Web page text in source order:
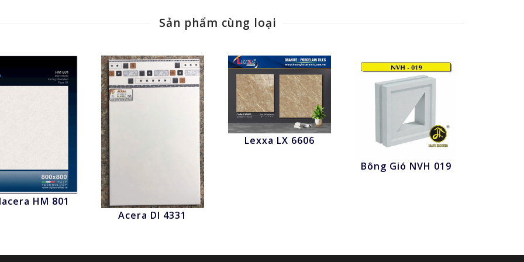
Sản phẩm cùng loại
Nhấn để xemHM 801
Nhấn để xem
Acera Dl 4331
Nhấn để xem
Lexxa LX 6606
Nhấn để xem
Bông Gió NVH 019